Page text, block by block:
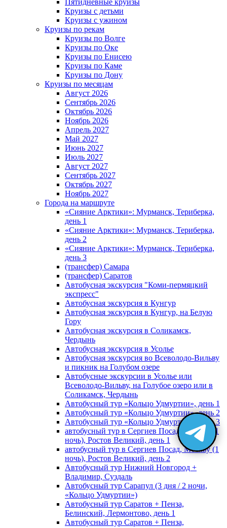
Пятидневные круизы
Круизы с детьми
Круизы с ужином
Круизы по рекам
Круизы по Волге
Круизы по Оке
Круизы по Енисею
Круизы по Каме
Круизы по Дону
Круизы по месяцам
Август 2026
Сентябрь 2026
Октябрь 2026
Ноябрь 2026
Апрель 2027
Май 2027
Июнь 2027
Июль 2027
Август 2027
Сентябрь 2027
Октябрь 2027
Ноябрь 2027
Города на маршруте
«Сияние Арктики»: Мурманск, Териберка,
день 1
«Сияние Арктики»: Мурманск, Териберка,
день 2
«Сияние Арктики»: Мурманск, Териберка,
день 3
(трансфер) Самара
(трансфер) Саратов
Автобусная экскурсия "Коми-пермяцкий
экспресс"
Автобусная экскурсия в Кунгур
Автобусная экскурсия в Кунгур, на Белую
Гору
Автобусная экскурсия в Соликамск,
Чердынь
Автобусная экскурсия в Усолье
Автобусная экскурсия во Всеволодо-Вильву
и пикник на Голубом озере
Автобусные экскурсии в Усолье или
Всеволодо-Вильву, на Голубое озеро или в
Соликамск, Чердынь
Автобусный тур «Кольцо Удмуртии», день 1
Автобусный тур «Кольцо Удмуртии», день 2
Автобусный тур «Кольцо Удмуртии», день 3
автобусный тур в Сергиев Посад, Москву (1
ночь), Ростов Великий, день 1
автобусный тур в Сергиев Посад, Москву (1
ночь), Ростов Великий, день 2
Автобусный тур Нижний Новгород +
Владимир, Суздаль
Автобусный тур Сарапул (3 дня / 2 ночи,
«Кольцо Удмуртии»)
Автобусный тур Саратов + Пенза,
Белинский, Лермонтово, день 1
Автобусный тур Саратов + Пенза,